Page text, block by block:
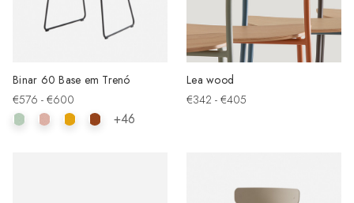
Binar 60 Base em Trenó
€576 - €600
+46
Lea wood
€342 - €405